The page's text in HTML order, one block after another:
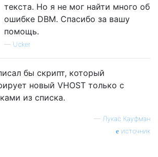
текста. Но я не мог найти много об
ошибке DBM. Спасибо за вашу
помощь.
— Ucker
бы скрипт, который
новый VHOST только с
из списка.
— Лукас Кауфман
источник